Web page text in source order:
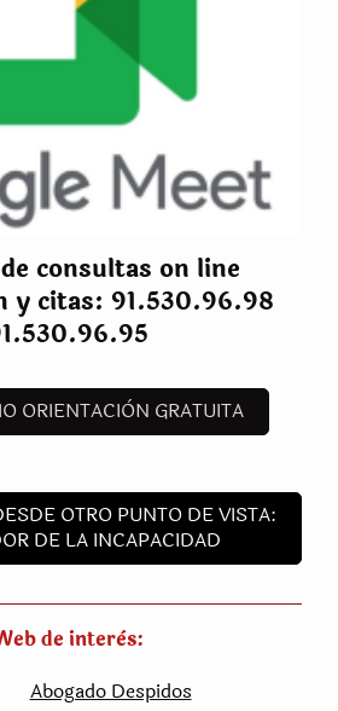
consultas on line
y citas: 91.530.96.98
ORIENTACIÒN GRATUITA
OTRO PUNTO DE VISTA:
DE LA INCAPACIDAD
de interès:
Abogado Despidos